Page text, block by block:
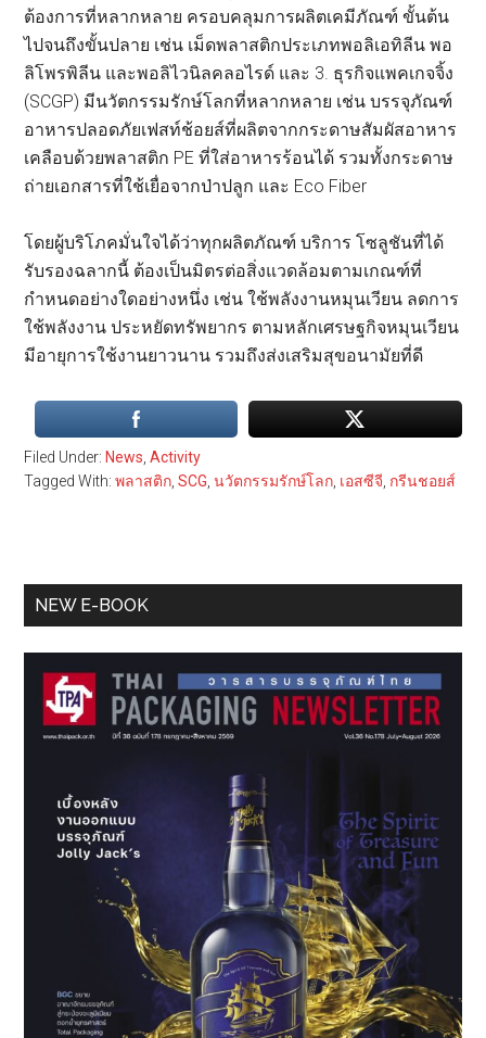
ต้องการที่หลากหลาย ครอบคลุมการผลิตเคมีภัณฑ์ ขั้นต้น
ไปจนถึงขั้นปลาย เช่น เม็ดพลาสติกประเภทพอลิเอทิลีน พอ
ลิโพรพิลีน และพอลิไวนิลคลอไรด์ และ 3. ธุรกิจแพคเกจจิ้ง
(SCGP) มีนวัตกรรมรักษ์โลกที่หลากหลาย เช่น บรรจุภัณฑ์
อาหารปลอดภัยเฟสท์ช้อยส์ที่ผลิตจากกระดาษสัมผัสอาหาร
เคลือบด้วยพลาสติก PE ที่ใส่อาหารร้อนได้ รวมทั้งกระดาษ
ถ่ายเอกสารที่ใช้เยื่อจากป่าปลูก และ Eco Fiber
โดยผู้บริโภคมั่นใจได้ว่าทุกผลิตภัณฑ์ บริการ โซลูชันที่ได้
รับรองฉลากนี้ ต้องเป็นมิตรต่อสิ่งแวดล้อมตามเกณฑ์ที่
กำหนดอย่างใดอย่างหนึ่ง เช่น ใช้พลังงานหมุนเวียน ลดการ
ใช้พลังงาน ประหยัดทรัพยากร ตามหลักเศรษฐกิจหมุนเวียน
มีอายุการใช้งานยาวนาน รวมถึงส่งเสริมสุขอนามัยที่ดี
Filed Under: News ,Activity
Tagged With:พลาสติก ,SCG ,นวัตกรรมรักษ์โลก เอสซีจี กรีนชอยส์
Primary
NEW E-BOOK